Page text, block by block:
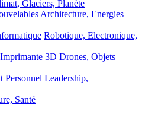
Glaciers, Planète
Architecture, Energies
Robotique, Electronique,
3D Drones, Objets
Personnel Leadership,
Santé